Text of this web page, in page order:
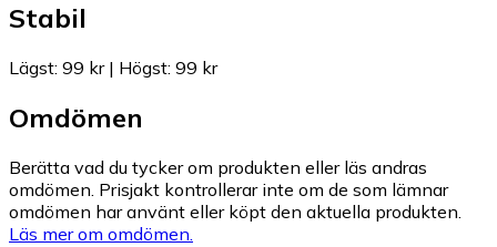
Stabil
Lägst: 99 kr| Högst: 99 kr
Omdömen
Berätta vad du tycker om produkten eller läs andras
omdömen. Prisjakt kontrollerar inte om de som lämnar
omdömen har använt eller köpt den aktuella produkten.
Läs mer om omdömen.